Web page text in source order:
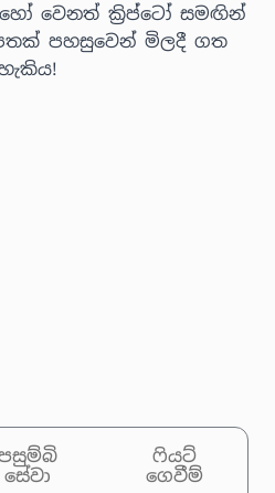
හෝ වෙනත් ක්‍රිප්ටෝ සමඟින්
පහසුවෙන් මිලදී ගත
සේවා
ෆියට්
ගෙවීම්